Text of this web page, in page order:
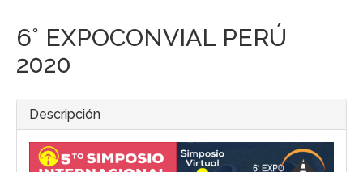
6° EXPOCONVIAL PERÚ
2020
Descripción